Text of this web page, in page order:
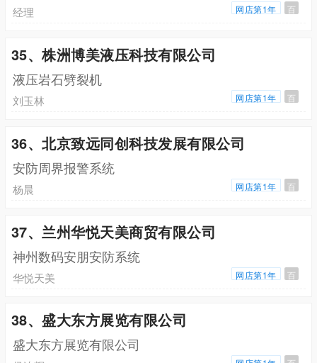
经理 网店第1年 百
35、株洲博美液压科技有限公司
液压岩石劈裂机
刘玉林 网店第1年 百
36、北京致远同创科技发展有限公司
安防周界报警系统
杨晨 网店第1年 百
37、兰州华悦天美商贸有限公司
神州数码安朋安防系统
华悦天美 网店第1年 百
38、盛大东方展览有限公司
盛大东方展览有限公司